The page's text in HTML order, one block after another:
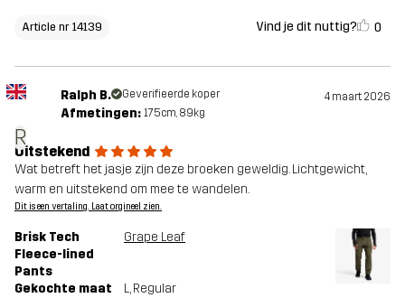
Article nr 14139 Vind je dit nuttig? 0
R
Ralph B. Geverifieerde koper 4 maart 2026
Afmetingen: 175cm, 89kg
Uitstekend
Wat betreft het jasje zijn deze broeken geweldig. Lichtgewicht,
warm en uitstekend om mee te wandelen.
Dit is een vertaling. Laat orgineel zien.
Brisk Tech
Fleece-lined
Pants
Grape Leaf
Gekochte maat L, Regular